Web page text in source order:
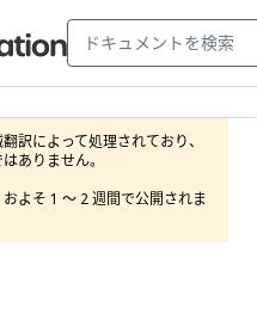
訳によって処理されており、
ありません。
よそ 1 ～ 2 週間で公開されま